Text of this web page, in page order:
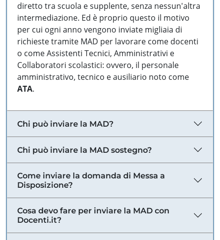
diretto tra scuola e supplente, senza nessun'altra
intermediazione. Ed è proprio questo il motivo
per cui ogni anno vengono inviate migliaia di
richieste tramite MAD per lavorare come docenti
o come Assistenti Tecnici, Amministrativi e
Collaboratori scolastici: ovvero, il personale
amministrativo, tecnico e ausiliario noto come
ATA.
Chi può inviare la MAD?
Chi può inviare la MAD sostegno?
Come inviare la domanda di Messa a
Disposizione?
Cosa devo fare per inviare la MAD con
Docenti.it?